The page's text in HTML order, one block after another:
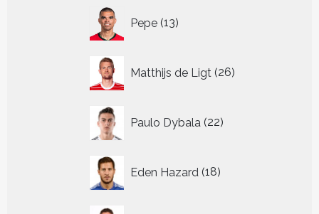
Pepe 13
producten
Matthijs de Ligt 26
producten
Paulo Dybala 22
producten
Eden Hazard 18
producten